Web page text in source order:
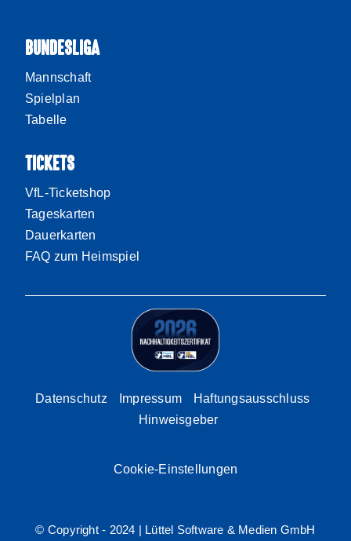
BUNDESLIGA
Mannschaft
Spielplan
Tabelle
TICKETS
VfL-Ticketshop
Tageskarten
Dauerkarten
FAQ zum Heimspiel
Datenschutz Impressum
Haftungsausschluss
Hinweisgeber
Cookie-Einstellungen
© Copyright - 2024 | Lüttel Software & Medien GmbH